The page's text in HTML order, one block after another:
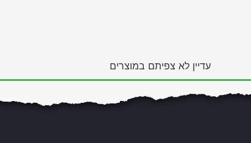
עדיין לא צפיתם במוצרים